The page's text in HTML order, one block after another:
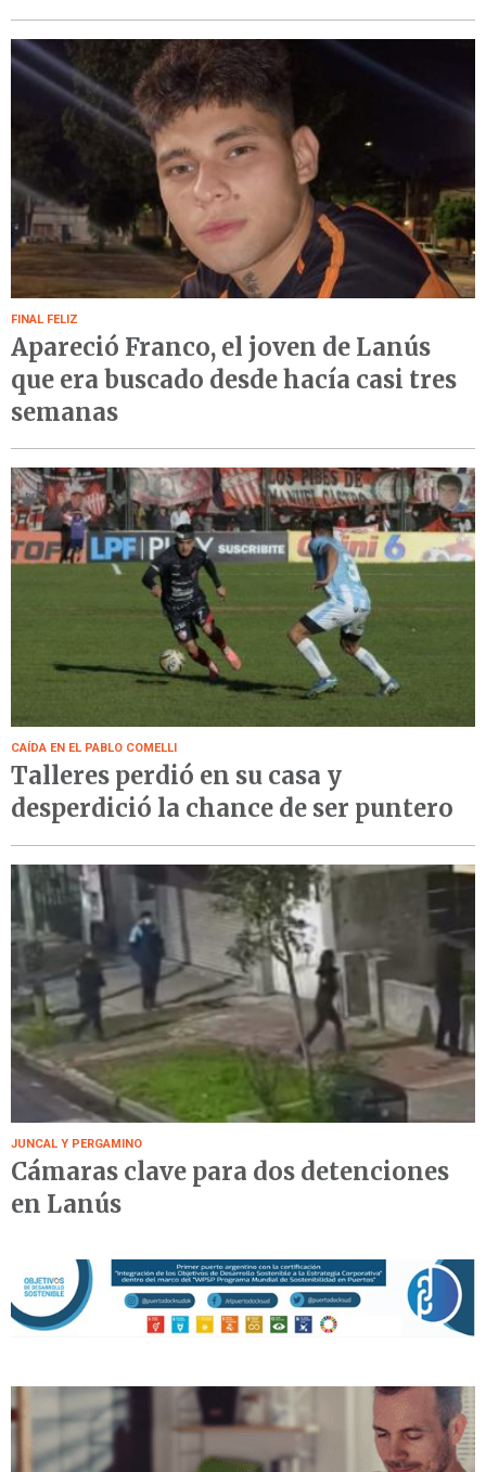
FINAL FELIZ
Apareció Franco, el joven de Lanús
que era buscado desde hacía casi tres
semanas
CAÍDA EN EL PABLO COMELLI
Talleres perdió en su casa y
desperdició la chance de ser puntero
JUNCAL Y PERGAMINO
Cámaras clave para dos detenciones
en Lanús